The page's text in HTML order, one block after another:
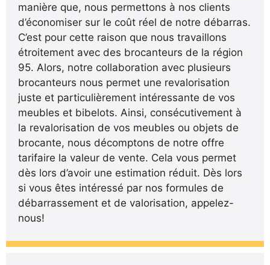
manière que, nous permettons à nos clients
d’économiser sur le coût réel de notre débarras.
C’est pour cette raison que nous travaillons
étroitement avec des brocanteurs de la région
95. Alors, notre collaboration avec plusieurs
brocanteurs nous permet une revalorisation
juste et particulièrement intéressante de vos
meubles et bibelots. Ainsi, consécutivement à
la revalorisation de vos meubles ou objets de
brocante, nous décomptons de notre offre
tarifaire la valeur de vente. Cela vous permet
dès lors d’avoir une estimation réduit. Dès lors
si vous êtes intéressé par nos formules de
débarrassement et de valorisation, appelez-
nous!